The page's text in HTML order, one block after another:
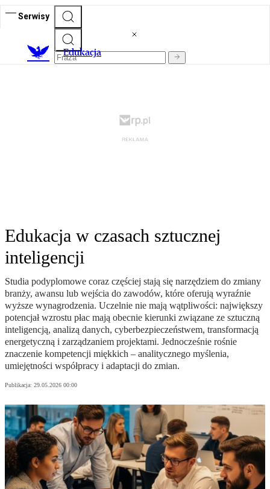
Serwisy
Edukacja
Edukacja w czasach sztucznej
inteligencji
Studia podyplomowe coraz częściej stają się narzędziem do zmiany
branży, awansu lub wejścia do zawodów, które oferują wyraźnie
wyższe wynagrodzenia. Uczelnie nie mają wątpliwości: największy
potencjał wzrostu płac mają obecnie kierunki związane ze sztuczną
inteligencją, analizą danych, cyberbezpieczeństwem, transformacją
energetyczną i zarządzaniem projektami. Jednocześnie rośnie
znaczenie kompetencji miękkich – analitycznego myślenia,
umiejętności współpracy i adaptacji do zmian.
Publikacja: 29.05.2026 00:00